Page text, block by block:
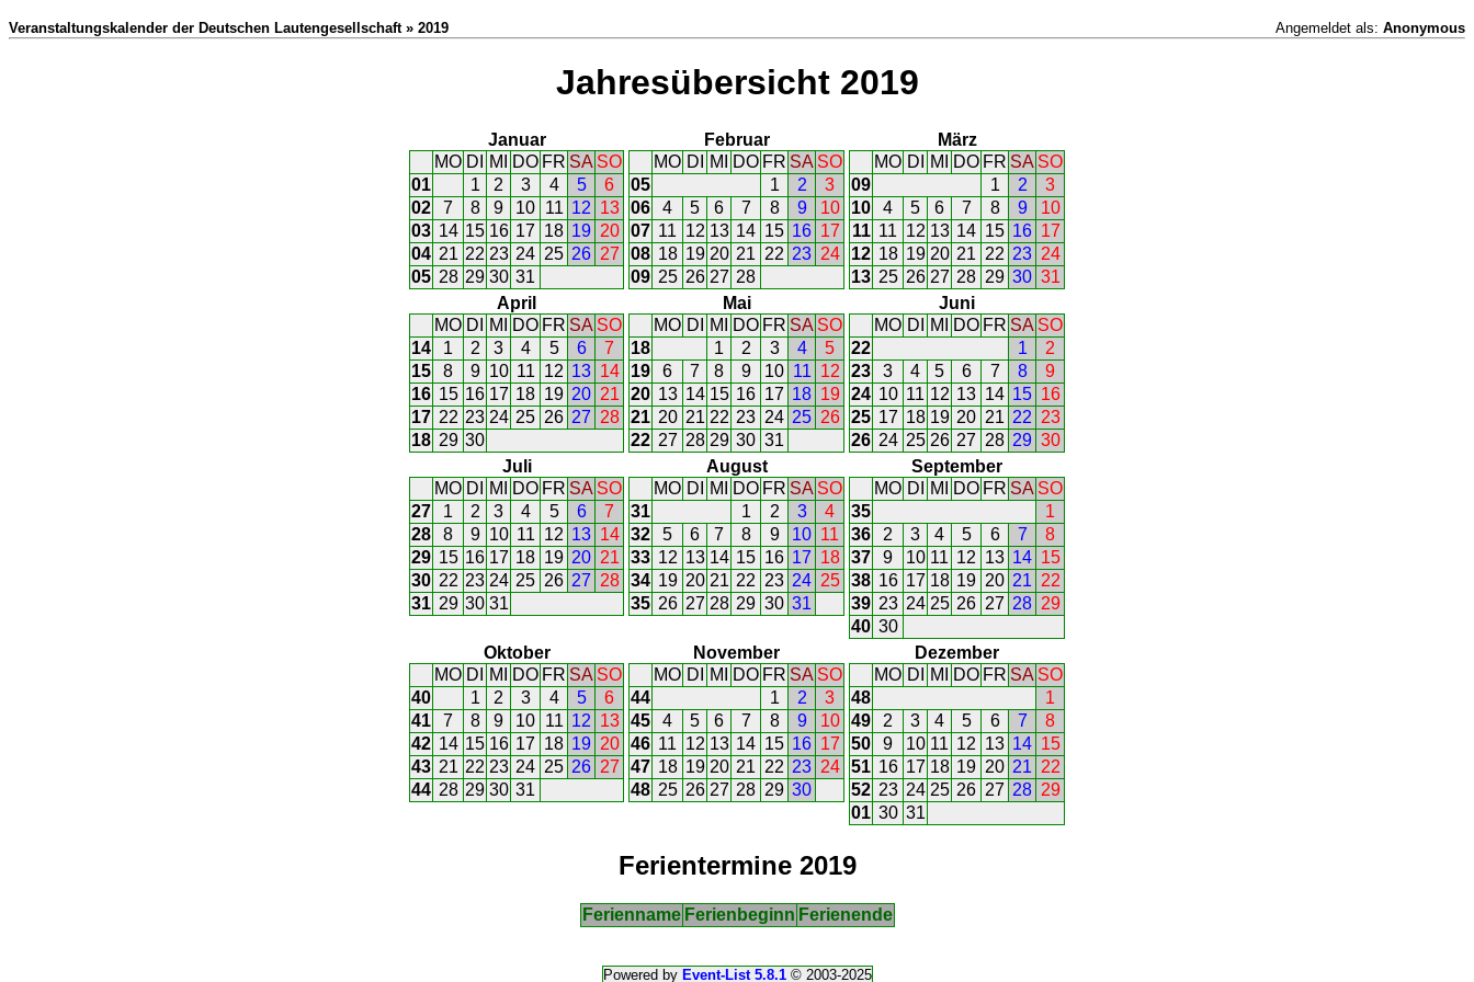
Veranstaltungskalender der Deutschen Lautengesellschaft » 2019 Angemeldet als: Anonymous
Jahresübersicht 2019
Januar
MO DI MI DO FR SA SO
01
1 2 3 4 5
6
02
7 8 9 10 11 12 13
03 14 15 16 17 18 19 20
04 21 22 23 24 25 26 27
05 28 29 30 31
Februar
MO DI MI DO FR SA SO
05
1 2
3
06
4 5 6 7 8 9
10
07 11 12 13 14 15 16 17
08 18 19 20 21 22 23 24
09 25 26 27 28
März
MO DI MI DO FR SA SO
09
1 2
3
10
4 5 6 7 8 9
10
11 11 12 13 14 15 16 17
12 18 19 20 21 22 23 24
13 25 26 27 28 29 30 31
April
MO DI MI DO FR SA SO
14
1 2 3 4 5 6
7
15
8 9 10 11 12 13 14
16 15 16 17 18 19 20 21
17 22 23 24 25 26 27 28
18 29 30
Mai
MO DI MI DO FR SA SO
18
1 2 3 4
5
19
6 7 8 9 10 11 12
20 13 14 15 16 17 18 19
21 20 21 22 23 24 25 26
22 27 28 29 30 31
Juni
MO DI MI DO FR SA SO
22
1
2
23
3 4 5 6 7 8
9
24 10 11 12 13 14 15 16
25 17 18 19 20 21 22 23
26 24 25 26 27 28 29 30
Juli
MO DI MI DO FR SA SO
27
1 2 3 4 5 6
7
28
8 9 10 11 12 13 14
29 15 16 17 18 19 20 21
30 22 23 24 25 26 27 28
31 29 30 31
August
MO DI MI DO FR SA SO
31
1 2 3
4
32
5 6 7 8 9 10 11
33 12 13 14 15 16 17 18
34 19 20 21 22 23 24 25
35 26 27 28 29 30 31
September
MO DI MI DO FR SA SO
35
1
36
2 3 4 5 6 7
8
37
9 10 11 12 13 14 15
38 16 17 18 19 20 21 22
39 23 24 25 26 27 28 29
40 30
Oktober
MO DI MI DO FR SA SO
40
1 2 3 4 5
6
41
7 8 9 10 11 12 13
42 14 15 16 17 18 19 20
43 21 22 23 24 25 26 27
44 28 29 30 31
November
MO DI MI DO FR SA SO
44
1 2
3
45
4 5 6 7 8 9
10
46 11 12 13 14 15 16 17
47 18 19 20 21 22 23 24
48 25 26 27 28 29 30
Dezember
MO DI MI DO FR SA SO
48
1
49
2 3 4 5 6 7
8
50
9 10 11 12 13 14 15
51 16 17 18 19 20 21 22
52 23 24 25 26 27 28 29
01 30 31
Ferientermine 2019
Ferienname Ferienbeginn Ferienende
Powered by Event-List 5.8.1© 2003-2025